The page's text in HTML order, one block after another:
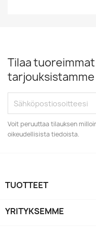
Tilaa
tarjouksistamme
Voit peruuttaa tilauksen
oikeudellisista tiedoista.
TUOTTEET
YRITYKSEMME